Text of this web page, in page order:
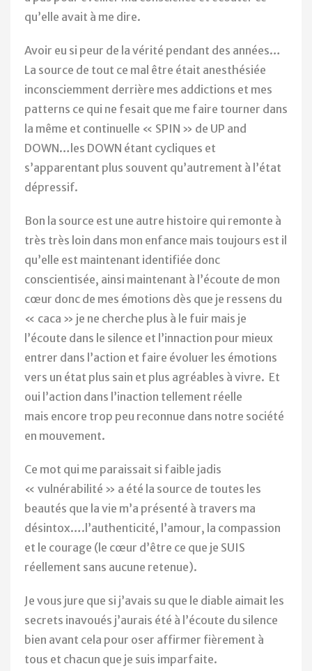
qu’elle avait à me dire.
Avoir eu si peur de la vérité pendant des années…
La source de tout ce mal être était anesthésiée
inconsciemment derrière mes addictions et mes
patterns ce qui ne fesait que me faire tourner dans
la même et continuelle « SPIN » de UP and
DOWN…les DOWN étant cycliques et
s’apparentant plus souvent qu’autrement à l’état
dépressif.
Bon la source est une autre histoire qui remonte à
très très loin dans mon enfance mais toujours est il
qu’elle est maintenant identifiée donc
conscientisée, ainsi maintenant à l’écoute de mon
cœur donc de mes émotions dès que je ressens du
« caca » je ne cherche plus à le fuir mais je
l’écoute dans le silence et l’innaction pour mieux
entrer dans l’action et faire évoluer les émotions
vers un état plus sain et plus agréables à vivre. Et
oui l’action dans l’inaction tellement réelle
mais encore trop peu reconnue dans notre société
en mouvement.
Ce mot qui me paraissait si faible jadis
« vulnérabilité » a été la source de toutes les
beautés que la vie m’a présenté à travers ma
désintox….l’authenticité, l’amour, la compassion
et le courage (le cœur d’être ce que je SUIS
réellement sans aucune retenue).
Je vous jure que si j’avais su que le diable aimait les
secrets inavoués j’aurais été à l’écoute du silence
bien avant cela pour oser affirmer fièrement à
tous et chacun que je suis imparfaite.